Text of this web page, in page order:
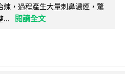
，過程產生大量刺鼻濃煙，驚
...
閱讀全文